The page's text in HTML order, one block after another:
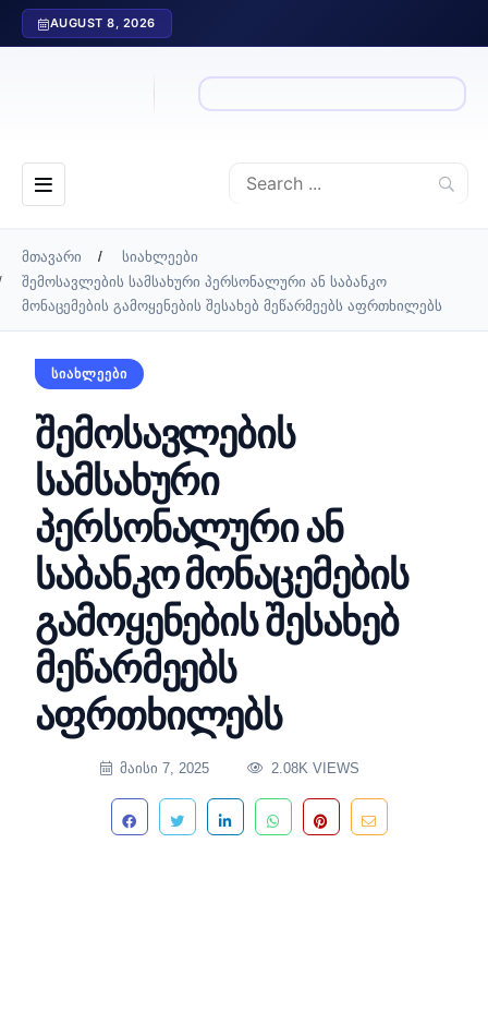
AUGUST 8, 2026
მთავარი
სიახლეები
შემოსავლების სამსახური პერსონალური ან საბანკო
მონაცემების გამოყენების შესახებ მეწარმეებს აფრთხილებს
ᲡᲘᲐᲮᲚᲔᲔᲑᲘ
შემოსავლების
სამსახური
პერსონალური ან
საბანკო მონაცემების
გამოყენების შესახებ
მეწარმეებს
აფრთხილებს
ᲛᲐᲘᲡᲘ 7, 2025 2.08K VIEWS